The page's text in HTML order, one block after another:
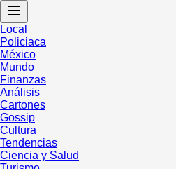
Local
Policiaca
México
Mundo
Finanzas
Análisis
Cartones
Gossip
Cultura
Tendencias
Ciencia y Salud